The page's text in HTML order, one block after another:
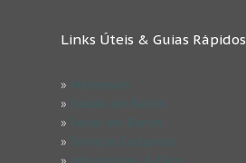
Links Úteis & Guias Rápidos
»
»
»
»